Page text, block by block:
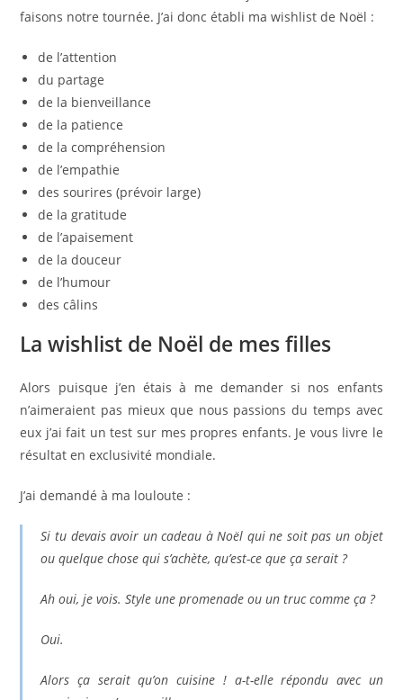
faisons notre tournée. J’ai donc établi ma wishlist de Noël :
de l’attention
du partage
de la bienveillance
de la patience
de la compréhension
de l’empathie
des sourires (prévoir large)
de la gratitude
de l’apaisement
de la douceur
de l’humour
des câlins
La wishlist de Noël de mes filles
Alors puisque j’en étais à me demander si nos enfants
n’aimeraient pas mieux que nous passions du temps avec
eux j’ai fait un test sur mes propres enfants. Je vous livre le
résultat en exclusivité mondiale.
J’ai demandé à ma louloute :
Si tu devais avoir un cadeau à Noël qui ne soit pas un objet
ou quelque chose qui s’achète, qu’est-ce que ça serait ?
Ah oui, je vois. Style une promenade ou un truc comme ça ?
Oui.
Alors ça serait qu’on cuisine ! a-t-elle répondu avec un